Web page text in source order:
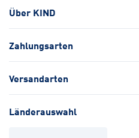
Über KIND
Zahlungsarten
Versandarten
Länderauswahl